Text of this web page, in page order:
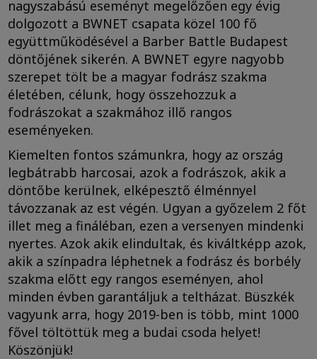
nagyszabású eseményt megelőzően egy évig
dolgozott a BWNET csapata közel 100 fő
együttműködésével a Barber Battle Budapest
döntőjének sikerén. A BWNET egyre nagyobb
szerepet tölt be a magyar fodrász szakma
életében, célunk, hogy összehozzuk a
fodrászokat a szakmához illő rangos
eseményeken.
Kiemelten fontos számunkra, hogy az ország
legbátrabb harcosai, azok a fodrászok, akik a
döntőbe kerülnek, elképesztő élménnyel
távozzanak az est végén. Ugyan a győzelem 2 főt
illet meg a fináléban, ezen a versenyen mindenki
nyertes. Azok akik elindultak, és kiváltképp azok,
akik a színpadra léphetnek a fodrász és borbély
szakma előtt egy rangos eseményen, ahol
minden évben garantáljuk a teltházat. Büszkék
vagyunk arra, hogy 2019-ben is több, mint 1000
fővel töltöttük meg a budai csoda helyet!
Köszönjük!